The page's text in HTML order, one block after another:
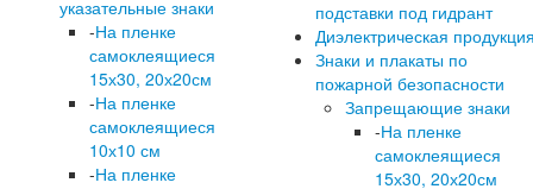
указательные знаки
-На пленке
самоклеящиеся
15х30, 20х20см
-На пленке
самоклеящиеся
10х10 см
-На пленке
подставки под гидрант
Диэлектрическая
Знаки и плакаты по
пожарной безопасности
Запрещающие знаки
-На пленке
самоклеящиеся
15х30, 20х20см